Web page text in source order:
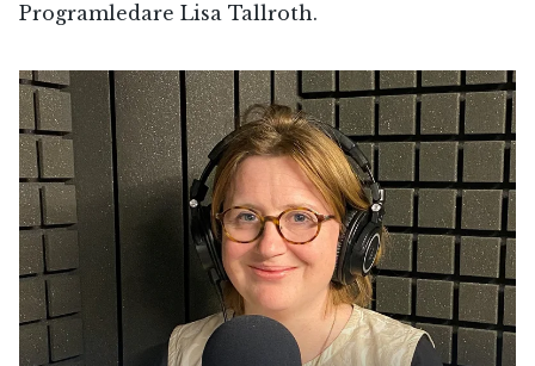
Programledare Lisa Tallroth.